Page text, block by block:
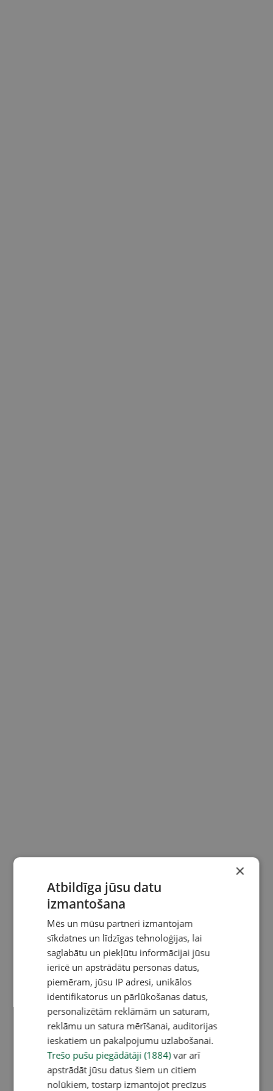
×
Atbildīga jūsu datu
izmantošana
Mēs un mūsu partneri izmantojam
sīkdatnes un līdzīgas tehnoloģijas, lai
saglabātu un piekļūtu informācijai jūsu
ierīcē un apstrādātu personas datus,
piemēram, jūsu IP adresi, unikālos
identifikatorus un pārlūkošanas datus,
personalizētām reklāmām un saturam,
reklāmu un satura mērīšanai, auditorijas
ieskatiem un pakalpojumu uzlabošanai.
Trešo pušu piegādātāji (1884)var arī
apstrādāt jūsu datus šiem un citiem
nolūkiem, tostarp izmantojot precīzus